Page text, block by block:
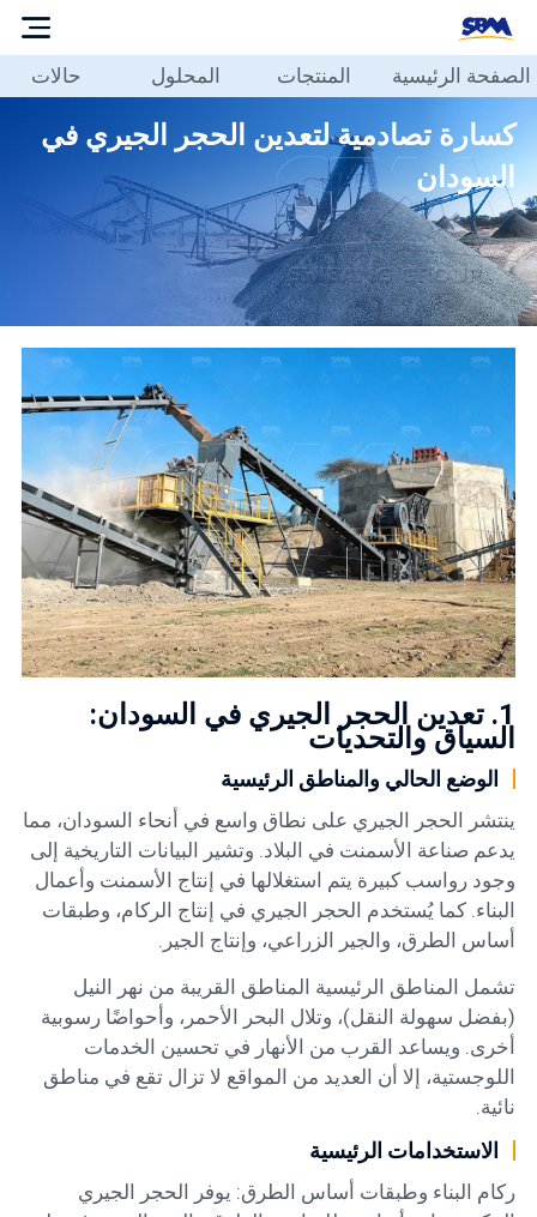
الصفحة
الرئيسية
المنتجات
المحلول
حالات
مدونة
حولنا
الاتصال
العربية
الصفحة الرئيسية المنتجات المحلول حالات
كسارة تصادمية لتعدين الحجر الجيري في
السودان
1. تعدين الحجر الجيري في السودان:
السياق والتحديات
الوضع الحالي والمناطق الرئيسية
ينتشر الحجر الجيري على نطاق واسع في أنحاء السودان، مما
يدعم صناعة الأسمنت في البلاد. وتشير البيانات التاريخية إلى
وجود رواسب كبيرة يتم استغلالها في إنتاج الأسمنت وأعمال
البناء. كما يُستخدم الحجر الجيري في إنتاج الركام، وطبقات
أساس الطرق، والجير الزراعي، وإنتاج الجير.
تشمل المناطق الرئيسية المناطق القريبة من نهر النيل
(بفضل سهولة النقل)، وتلال البحر الأحمر، وأحواضًا رسوبية
أخرى. ويساعد القرب من الأنهار في تحسين الخدمات
اللوجستية، إلا أن العديد من المواقع لا تزال تقع في مناطق
نائية.
الاستخدامات الرئيسية
ركام البناء وطبقات أساس الطرق: يوفر الحجر الجيري